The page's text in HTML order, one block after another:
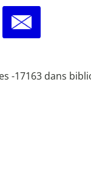
-17163 dans